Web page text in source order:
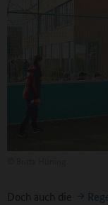
Doch auch die